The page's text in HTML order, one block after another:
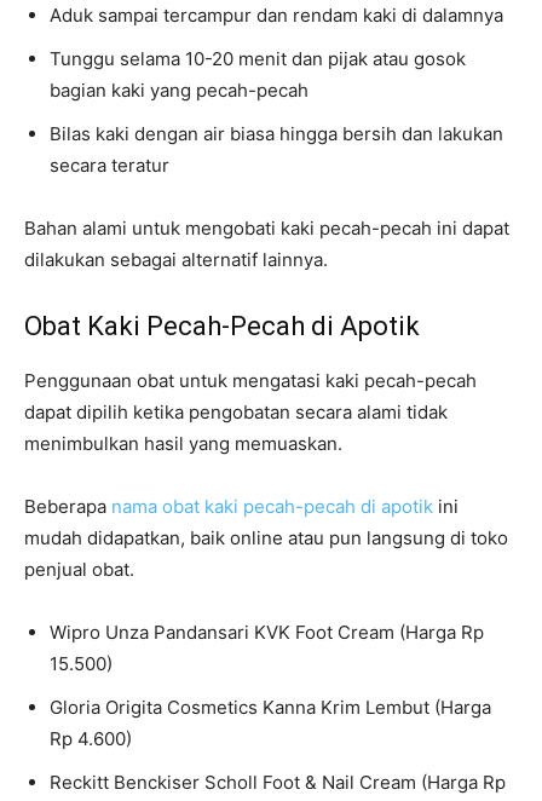
Aduk sampai tercampur dan rendam kaki di dalamnya
Tunggu selama 10-20 menit dan pijak atau gosok
bagian kaki yang pecah-pecah
Bilas kaki dengan air biasa hingga bersih dan lakukan
secara teratur
Bahan alami untuk mengobati kaki pecah-pecah ini dapat
dilakukan sebagai alternatif lainnya.
Obat Kaki Pecah-Pecah di Apotik
Penggunaan obat untuk mengatasi kaki pecah-pecah
dapat dipilih ketika pengobatan secara alami tidak
menimbulkan hasil yang memuaskan.
Beberapa nama obat kaki pecah-pecah di apotik ini
mudah didapatkan, baik online atau pun langsung di toko
penjual obat.
Wipro Unza Pandansari KVK Foot Cream (Harga Rp
15.500)
Gloria Origita Cosmetics Kanna Krim Lembut (Harga
Rp 4.600)
Reckitt Benckiser Scholl Foot & Nail Cream (Harga Rp